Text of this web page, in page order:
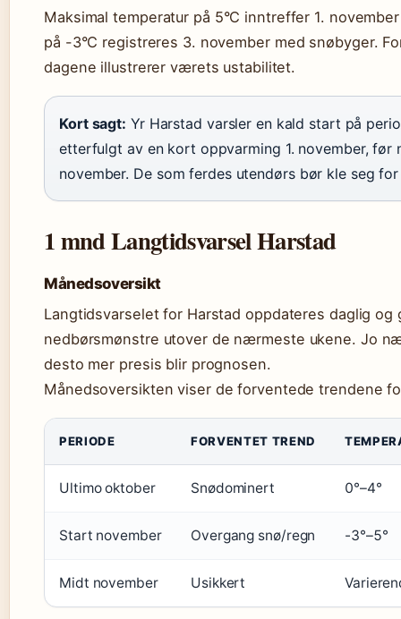
Maksimal temperatur på 5°C inntreffer 1.
på -3°C registreres 3. november med snøbyger.
dagene illustrerer værets ustabilitet.
Kort sagt: Yr Harstad varsler en kald start på
etterfulgt av en kort oppvarming 1. november, før
november. De som ferdes utendørs bør kle seg
1 mnd Langtidsvarsel Harstad
Månedsoversikt
Langtidsvarselet for Harstad oppdateres daglig
nedbørsmønstre utover de nærmeste ukene. Jo
desto mer presis blir prognosen.
Månedsoversikten viser de forventede trendene
PERIODE FORVENTET TREND
Ultimo oktober Snødominert 0°–4°
Start november Overgang snø/regn -3°–5°
Midt november Usikkert